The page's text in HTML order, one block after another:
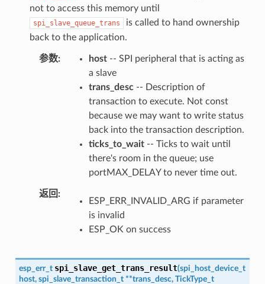
not to access this memory until
spi_slave_queue_trans
is called to hand ownership
back to the application.
参数 host-- SPI peripheral that is acting as
a slave
trans_desc-- Description of
transaction to execute. Not const
because we may want to write status
back into the transaction description.
ticks_to_wait-- Ticks to wait until
there's room in the queue; use
portMAX_DELAY to never time out.
返回
ESP_ERR_INVALID_ARG if parameter
is invalid
ESP_OK on success
esp_err_t spi_slave_get_trans_result(spi_host_device_t
host, spi_slave_transaction_t **trans_desc, TickType_t